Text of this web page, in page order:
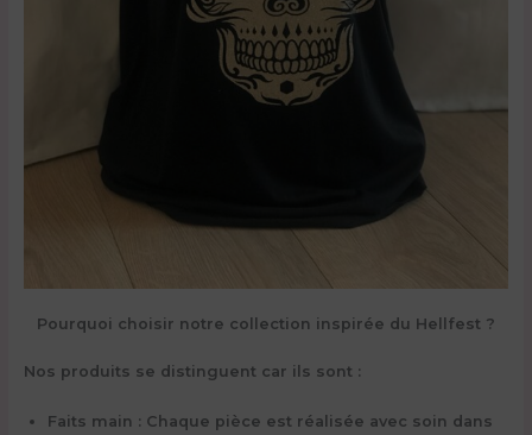
Pourquoi choisir notre collection inspirée du Hellfest ?
Nos produits se distinguent car ils sont :
Faits main : Chaque pièce est réalisée avec soin dans